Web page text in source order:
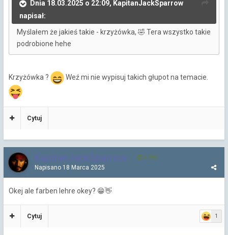
Dnia 18.03.2025 o 22:09, KapitanJackSparrow
napisał:
Myślałem że jakieś takie - krzyżówka, 🤣 Tera wszystko takie
podrobione hehe
Krzyżówka ? Weź mi nie wypisuj takich głupot na temacie.
Cytuj
KapitanJackSparrow 3 790
Napisano 18 Marca 2025
Okej ale farben lehre okey? 😁👋
1
Cytuj